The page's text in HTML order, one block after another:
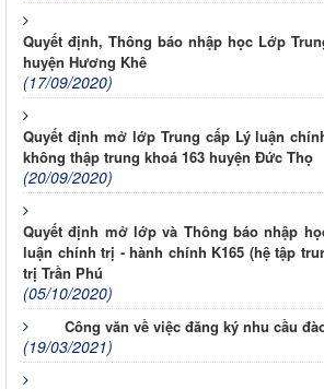
Quyết định, Thông báo nhập học Lớp
huyện Hương Khê
(17/09/2020)
Quyết định mở lớp Trung cấp Lý luận
không thập trung khoá 163 huyện Đức Thọ
(20/09/2020)
Quyết định mở lớp và Thông báo nhập
luận chính trị - hành chính K165 (hệ tập
trị Trần Phú
(05/10/2020)
Công văn về việc đăng ký nhu cầu
(19/03/2021)